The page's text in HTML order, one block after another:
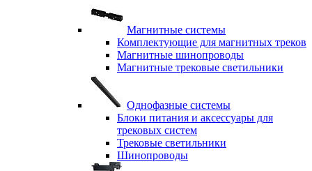
Магнитные системы
Комплектующие для магнитных треков
Магнитные шинопроводы
Магнитные трековые светильники
Однофазные системы
Блоки питания и аксессуары для
трековых систем
Трековые светильники
Шинопроводы